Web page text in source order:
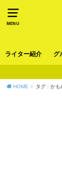
MENU
ライター紹介 グ
HOME タグ : かも